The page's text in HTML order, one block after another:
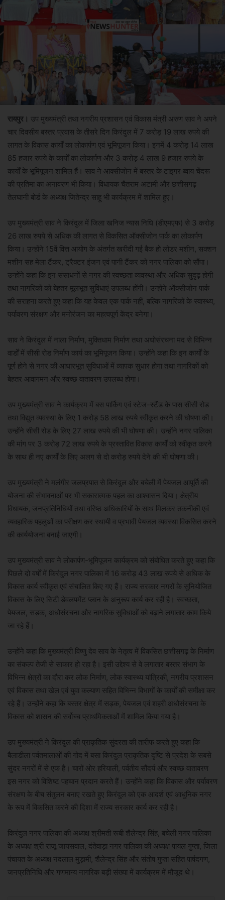
रायपुर। उप मुख्यमंत्री तथा नगरीय प्रशासन एवं विकास मंत्री अरुण साव ने अपने
चार दिवसीय बस्तर प्रवास के तीसरे दिन किरंदुल में 7 करोड़ 19 लाख रुपये की
लागत के विकास कार्यों का लोकार्पण एवं भूमिपूजन किया। इनमें 4 करोड़ 14 लाख
85 हजार रुपये के कार्यों का लोकार्पण और 3 करोड़ 4 लाख 9 हजार रुपये के
कार्यों के भूमिपूजन शामिल हैं। साव ने आक्सीजोन में बस्तर के टाइगर ब्वाय चेंदरू
की प्रतिमा का अनावरण भी किया। विधायक चैतराम अटामी और छत्तीसगढ़
तेलघानी बोर्ड के अध्यक्ष जितेन्द्र साहू भी कार्यक्रम में शामिल हुए।
उप मुख्यमंत्री साव ने किरंदुल में जिला खनिज न्यास निधि (डीएमएफ) से 3 करोड़
26 लाख रुपये से अधिक की लागत से विकसित ऑक्सीजोन पार्क का लोकार्पण
किया। उन्होंने 15वें वित्त आयोग के अंतर्गत खरीदी गई बैक हो लोडर मशीन, सक्शन
मशीन सह मेला टैंकर, ट्रैक्टर इंजन एवं पानी टैंकर को नगर पालिका को सौंपा।
उन्होंने कहा कि इन संसाधनों से नगर की स्वच्छता व्यवस्था और अधिक सुदृढ़ होगी
तथा नागरिकों को बेहतर मूलभूत सुविधाएं उपलब्ध होंगी। उन्होंने ऑक्सीजोन पार्क
की सराहना करते हुए कहा कि यह केवल एक पार्क नहीं, बल्कि नागरिकों के स्वास्थ्य,
पर्यावरण संरक्षण और मनोरंजन का महत्वपूर्ण केंद्र बनेगा।
साव ने किरंदुल में नाला निर्माण, मुक्तिधाम निर्माण तथा अधोसंरचना मद से विभिन्न
वार्डों में सीसी रोड निर्माण कार्य का भूमिपूजन किया। उन्होंने कहा कि इन कार्यों के
पूर्ण होने से नगर की आधारभूत सुविधाओं में व्यापक सुधार होगा तथा नागरिकों को
बेहतर आवागमन और स्वच्छ वातावरण उपलब्ध होगा।
उप मुख्यमंत्री साव ने कार्यक्रम में बस पार्किंग एवं स्टेज-स्टैंड के पास सीसी रोड
तथा विद्युत व्यवस्था के लिए 1 करोड़ 58 लाख रुपये स्वीकृत करने की घोषणा की।
उन्होंने सीसी रोड के लिए 27 लाख रुपये की भी घोषणा की। उन्होंने नगर पालिका
की मांग पर 3 करोड़ 72 लाख रुपये के प्रस्तावित विकास कार्यों को स्वीकृत करने
के साथ ही नए कार्यों के लिए अलग से दो करोड़ रुपये देने की भी घोषणा की।
उप मुख्यमंत्री ने मलंगीर जलप्रपात से किरंदुल और बचेली में पेयजल आपूर्ति की
योजना की संभावनाओं पर भी सकारात्मक पहल का आश्वासन दिया। क्षेत्रीय
विधायक, जनप्रतिनिधियों तथा वरिष्ठ अधिकारियों के साथ मिलकर तकनीकी एवं
व्यवहारिक पहलुओं का परीक्षण कर स्थायी व प्रभावी पेयजल व्यवस्था विकसित करने
की कार्ययोजना बनाई जाएगी।
उप मुख्यमंत्री साव ने लोकार्पण-भूमिपूजन कार्यक्रम को संबोधित करते हुए कहा कि
पिछले दो वर्षों में किरंदुल नगर पालिका में 16 करोड़ 43 लाख रुपये से अधिक के
विकास कार्य स्वीकृत एवं संचालित किए गए हैं। राज्य सरकार नगरों के सुनियोजित
विकास के लिए सिटी डेवलपमेंट प्लान के अनुरूप कार्य कर रही है। स्वच्छता,
पेयजल, सड़क, अधोसंरचना और नागरिक सुविधाओं को बढ़ाने लगातार काम किये
जा रहे हैं।
उन्होंने कहा कि मुख्यमंत्री विष्णु देव साय के नेतृत्व में विकसित छत्तीसगढ़ के निर्माण
का संकल्प तेजी से साकार हो रहा है। इसी उद्देश्य से वे लगातार बस्तर संभाग के
विभिन्न क्षेत्रों का दौरा कर लोक निर्माण, लोक स्वास्थ्य यांत्रिकी, नगरीय प्रशासन
एवं विकास तथा खेल एवं युवा कल्याण सहित विभिन्न विभागों के कार्यों की समीक्षा कर
रहे हैं। उन्होंने कहा कि बस्तर क्षेत्र में सड़क, पेयजल एवं शहरी अधोसंरचना के
विकास को शासन की सर्वोच्च प्राथमिकताओं में शामिल किया गया है।
उप मुख्यमंत्री ने किरंदुल की प्राकृतिक सुंदरता की तारीफ करते हुए कहा कि
बैलाडीला पर्वतमालाओं की गोद में बसा किरंदुल प्राकृतिक दृष्टि से प्रदेश के सबसे
सुंदर नगरों में से एक है। चारों ओर हरियाली, पर्वतीय सौंदर्य और स्वच्छ वातावरण
इस नगर को विशिष्ट पहचान प्रदान करते हैं। उन्होंने कहा कि विकास और पर्यावरण
संरक्षण के बीच संतुलन बनाए रखते हुए किरंदुल को एक आदर्श एवं आधुनिक नगर
के रूप में विकसित करने की दिशा में राज्य सरकार कार्य कर रही है।
किरंदुल नगर पालिका की अध्यक्ष श्रीमती रूबी शैलेन्द्र सिंह, बचेली नगर पालिका
के अध्यक्ष श्री राजू जायसवाल, दंतेवाड़ा नगर पालिका की अध्यक्ष पायल गुप्ता, जिला
पंचायत के अध्यक्ष नंदलाल मुड़ामी, शैलेन्द्र सिंह और संतोष गुप्ता सहित पार्षदगण,
जनप्रतिनिधि और गणमान्य नागरिक बड़ी संख्या में कार्यक्रम में मौजूद थे।